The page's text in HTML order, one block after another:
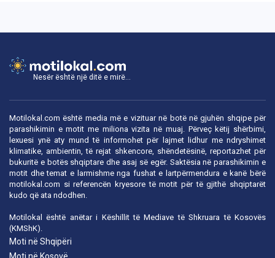
Nesër është një ditë e mirë...
Motilokal.com është media më e vizituar në botë në gjuhën shqipe për
parashikimin e motit me miliona vizita në muaj. Përveç këtij shërbimi,
lexuesi ynë aty mund të informohet për lajmet lidhur me ndryshimet
klimatike, ambientin, të rejat shkencore, shëndetësinë, reportazhet për
bukuritë e botës shqiptare dhe asaj së egër. Saktësia në parashikimin e
motit dhe temat e larmishme nga fushat e lartpërmendura e kanë bërë
motilokal.com si referencën kryesore të motit për të gjithë shqiptarët
kudo që ata ndodhen.
Motilokal është anëtar i Këshillit të Mediave të Shkruara të Kosovës
(KMShK).
Moti në Shqipëri